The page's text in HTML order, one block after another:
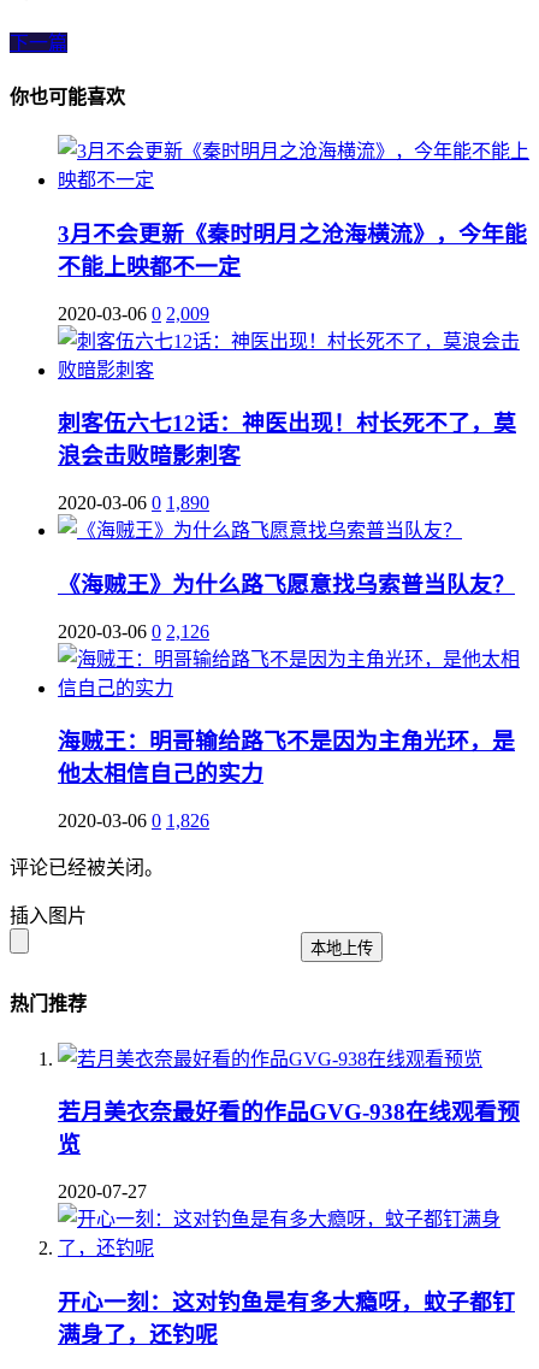
下一篇
你也可能喜欢
3月不会更新《秦时明月之沧海横流》，今年能
不能上映都不一定
2020-03-06 0 2,009
刺客伍六七12话：神医出现！村长死不了，莫
浪会击败暗影刺客
2020-03-06 0 1,890
《海贼王》为什么路飞愿意找乌索普当队友？
2020-03-06 0 2,126
海贼王：明哥输给路飞不是因为主角光环，是
他太相信自己的实力
2020-03-06 0 1,826
评论已经被关闭。
插入图片
本地上传
热门推荐
若月美衣奈最好看的作品GVG-938在线观看预
览
2020-07-27
开心一刻：这对钓鱼是有多大瘾呀，蚊子都钉
满身了，还钓呢